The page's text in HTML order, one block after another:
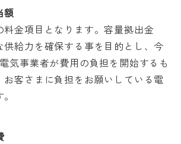
額
料金項目となります。容量拠出金
供給力を確保する事を目的とし、今
気事業者が費用の負担を開始するも
お客さまに負担をお願いしている電